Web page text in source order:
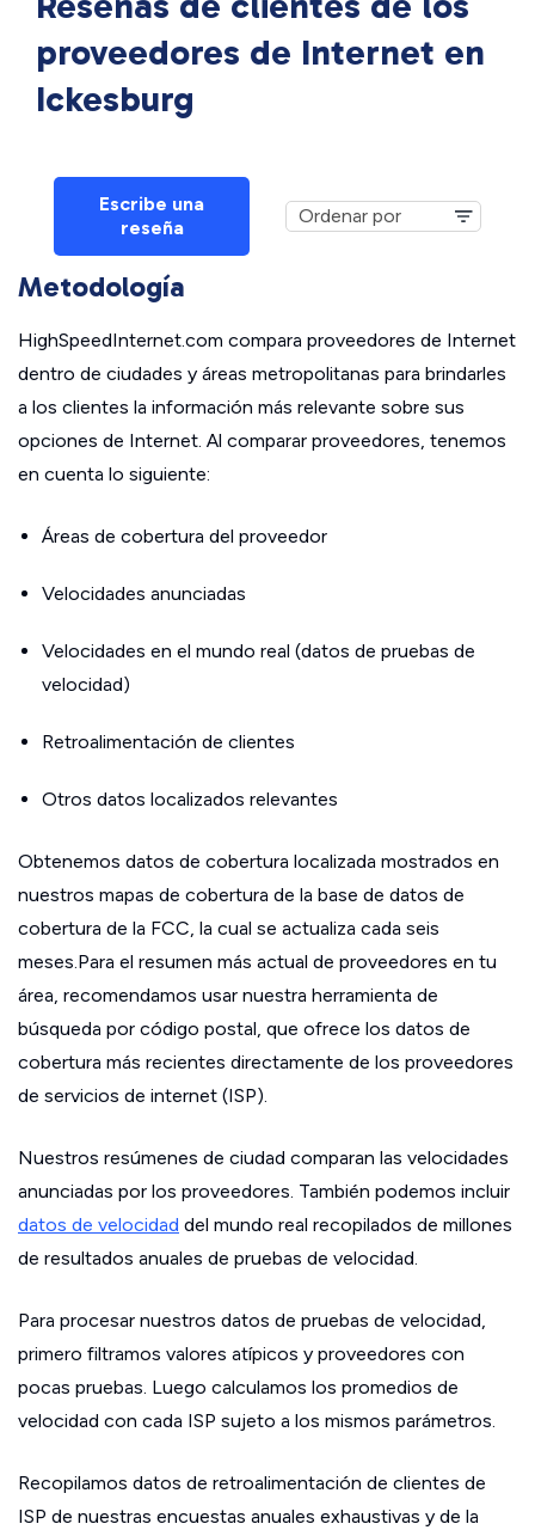
proveedores de Internet en
Ickesburg
Escribe una
reseña
Metodología
HighSpeedInternet.com compara proveedores de Internet
dentro de ciudades y áreas metropolitanas para brindarles
a los clientes la información más relevante sobre sus
opciones de Internet. Al comparar proveedores, tenemos
en cuenta lo siguiente:
Áreas de cobertura del proveedor
Velocidades anunciadas
Velocidades en el mundo real (datos de pruebas de
velocidad)
Retroalimentación de clientes
Otros datos localizados relevantes
Obtenemos datos de cobertura localizada mostrados en
nuestros mapas de cobertura de la base de datos de
cobertura de la FCC, la cual se actualiza cada seis
meses.Para el resumen más actual de proveedores en tu
área, recomendamos usar nuestra herramienta de
búsqueda por código postal, que ofrece los datos de
cobertura más recientes directamente de los proveedores
de servicios de internet (ISP).
Nuestros resúmenes de ciudad comparan las velocidades
anunciadas por los proveedores. También podemos incluir
datos de velocidad del mundo real recopilados de millones
de resultados anuales de pruebas de velocidad.
Para procesar nuestros datos de pruebas de velocidad,
primero filtramos valores atípicos y proveedores con
pocas pruebas. Luego calculamos los promedios de
velocidad con cada ISP sujeto a los mismos parámetros.
Recopilamos datos de retroalimentación de clientes de
ISP de nuestras encuestas anuales exhaustivas y de la